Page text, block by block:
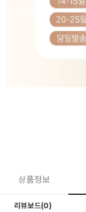
상품정보
리뷰보드(0)